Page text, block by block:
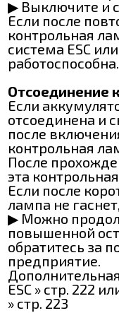
▶ Выключите и
Если после
контрольная
система ESC
работоспособна.
Отсоединение
Если
отсоединена и
после
контрольная
После
эта
Если после
лампа не
▶ Можно
повышенной
обратитесь за
предприятие.
ESC » стр. 222
» стр. 223